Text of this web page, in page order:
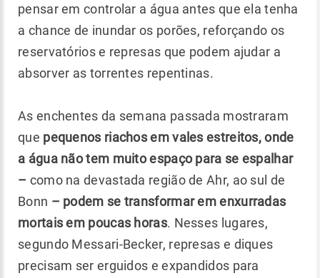
pensar em controlar a água antes que ela tenha
a chance de inundar os porões, reforçando os
reservatórios e represas que podem ajudar a
absorver as torrentes repentinas.
As enchentes da semana passada mostraram
que pequenos riachos em vales estreitos, onde
a água não tem muito espaço para se espalhar
– como na devastada região de Ahr, ao sul de
Bonn – podem se transformar em enxurradas
mortais em poucas horas. Nesses lugares,
segundo Messari-Becker, represas e diques
precisam ser erguidos e expandidos para